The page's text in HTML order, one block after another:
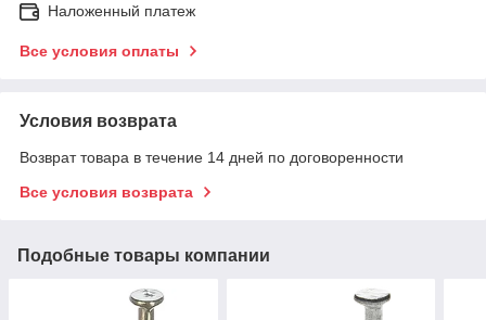
Наложенный платеж
Все условия оплаты
Условия возврата
Возврат товара в течение 14 дней по договоренности
Все условия возврата
Подобные товары компании